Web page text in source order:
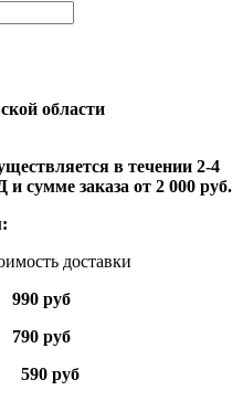
области
в течении 2-4
сумме заказа от 2 000 руб.
доставки
990 руб
790 руб
590 руб